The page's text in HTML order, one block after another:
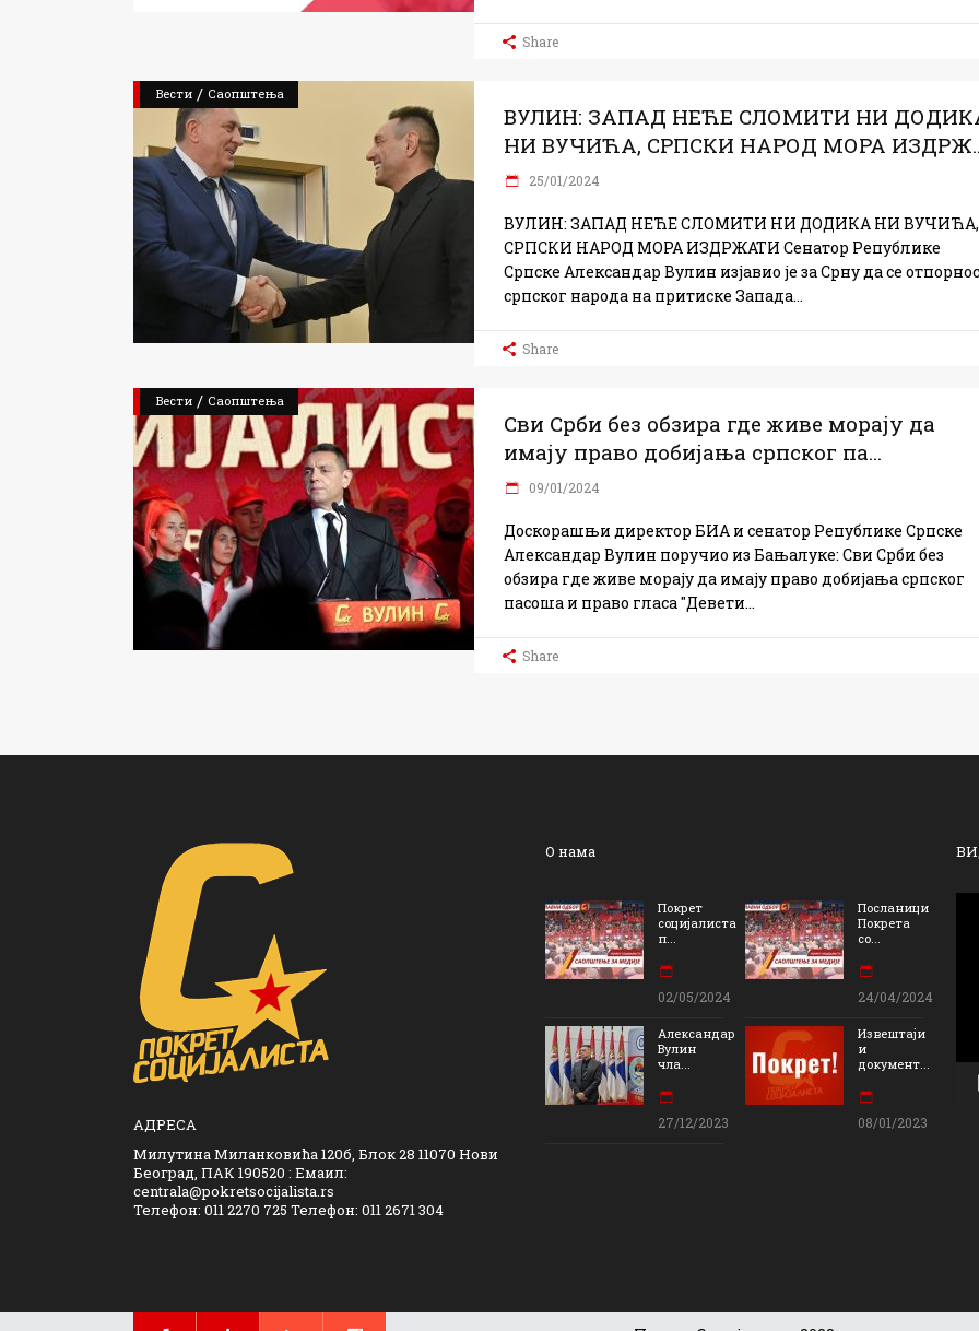
Share
Вести / Саопштења
ВУЛИН: ЗАПАД НЕЋЕ СЛОМИТИ НИ
НИ ВУЧИЋА, СРПСКИ НАРОД МОРА
25/01/2024
ВУЛИН: ЗАПАД НЕЋЕ СЛОМИТИ НИ ДОДИКА НИ ВУЧИЋА,
СРПСКИ НАРОД МОРА ИЗДРЖАТИ Сенатор Републике
Српске Александар Вулин изјавио је за Срну да се
српског народа на притиске Запада
Share
Вести / Саопштења
Сви Срби без обзира где живе морају да
имају право добијања српског па...
09/01/2024
Доскорашњи директор БИА и сенатор Републике Српске
Александар Вулин поручио из Бањалуке: Сви Срби без
обзира где живе морају да имају право добијања српског
пасоша и право гласа "Девети
Share
АДРЕСА
Милутина Миланковића 120б, Блок 28 11070 Нови
Београд, ПАК 190520 : Емаил:
centrala@pokretsocijalista.rs
Телефон: 011 2270 725 Телефон: 011 2671 304
О нама
Покрет
социјалиста
п...
02/05/2024
Посланици
Покрета
со...
24/04/2024
Александар
Вулин
чла...
27/12/2023
Извештаји
и
документ...
08/01/2023